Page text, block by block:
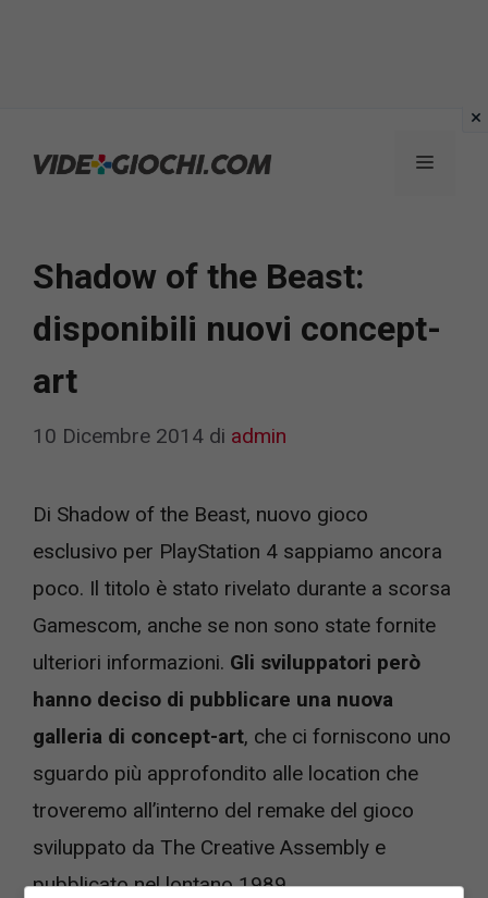
Menu
Shadow of the Beast:
disponibili nuovi concept-
art
10 Dicembre 2014 di admin
Di Shadow of the Beast, nuovo gioco
esclusivo per PlayStation 4 sappiamo ancora
poco. Il titolo è stato rivelato durante a scorsa
Gamescom, anche se non sono state fornite
ulteriori informazioni. Gli sviluppatori però
hanno deciso di pubblicare una nuova
galleria di concept-art, che ci forniscono uno
sguardo più approfondito alle location che
troveremo all’interno del remake del gioco
sviluppato da The Creative Assembly e
pubblicato nel lontano 1989.